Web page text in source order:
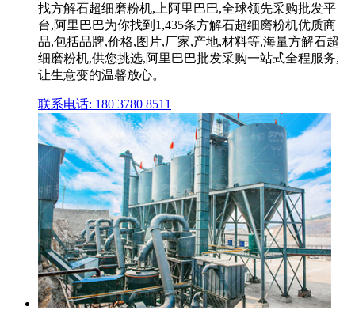
找方解石超细磨粉机,上阿里巴巴,全球领先采购批发平
台,阿里巴巴为你找到1,435条方解石超细磨粉机优质商
品,包括品牌,价格,图片,厂家,产地,材料等,海量方解石超
细磨粉机,供您挑选,阿里巴巴批发采购一站式全程服务,
让生意变的温馨放心。
联系电话: 180 3780 8511